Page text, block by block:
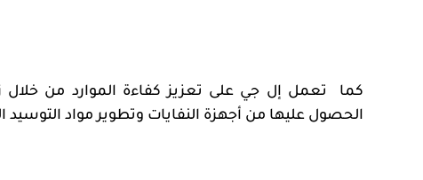
كما
تعمل إل جي على تعزيز كفاءة الموارد من خلال
الحصول عليها من أجهزة النفايات وتطوير مواد التوسيد